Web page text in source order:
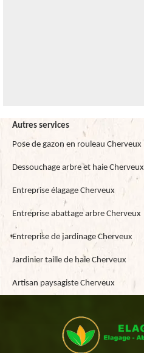
Autres services
Pose de gazon en rouleau Cherveux
Dessouchage arbre et haie Cherveux
Entreprise élagage Cherveux
Entreprise abattage arbre Cherveux
Entreprise de jardinage Cherveux
Jardinier taille de haie Cherveux
Artisan paysagiste Cherveux